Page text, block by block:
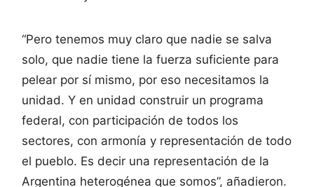
“Pero tenemos muy claro que nadie se salva
solo, que nadie tiene la fuerza suficiente para
pelear por sí mismo, por eso necesitamos la
unidad. Y en unidad construir un programa
federal, con participación de todos los
sectores, con armonía y representación de todo
el pueblo. Es decir una representación de la
Argentina heterogénea que somos”, añadieron.